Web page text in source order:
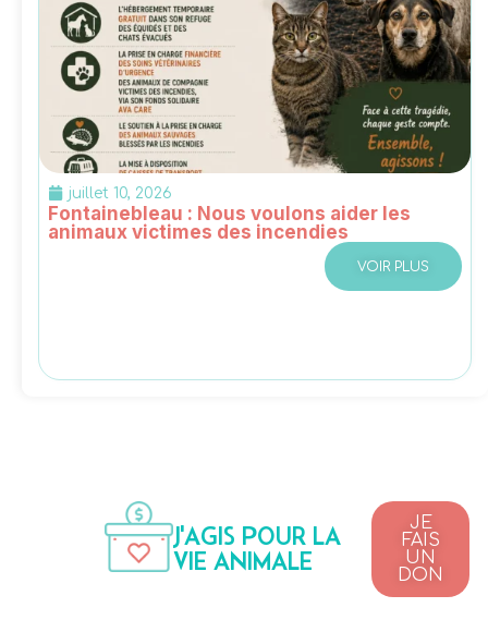
juillet 10, 2026
Fontainebleau : Nous voulons aider les
animaux victimes des incendies
VOIR PLUS
J'AGIS POUR LA
VIE ANIMALE
JE
FAIS
UN
DON